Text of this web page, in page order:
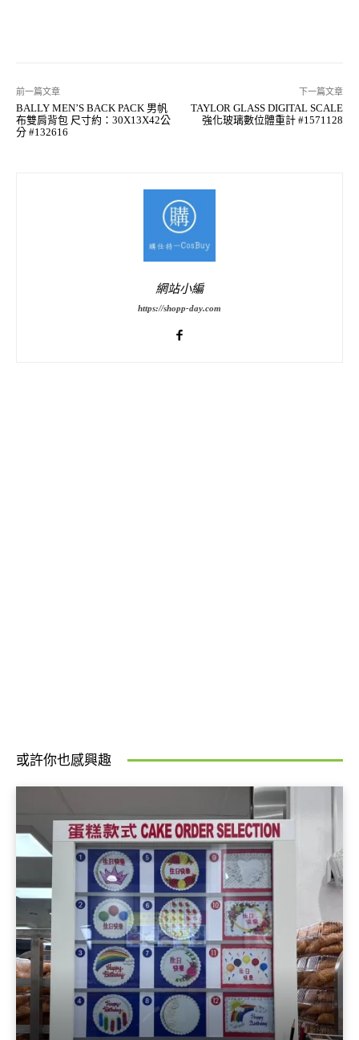
前一篇文章
BALLY MEN’S BACK PACK 男帆
布雙肩背包 尺寸約：30X13X42公
分 #132616
下一篇文章
TAYLOR GLASS DIGITAL SCALE
強化玻璃數位體重計 #1571128
網站小編
https://shopp-day.com
或許你也感興趣